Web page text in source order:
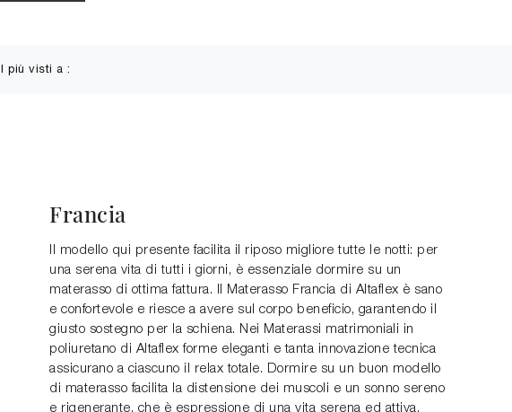
I più visti a :
Francia
Il modello qui presente facilita il riposo migliore tutte le notti: per
una serena vita di tutti i giorni, è essenziale dormire su un
materasso di ottima fattura. Il Materasso Francia di Altaflex è sano
e confortevole e riesce a avere sul corpo beneficio, garantendo il
giusto sostegno per la schiena. Nei Materassi matrimoniali in
poliuretano di Altaflex forme eleganti e tanta innovazione tecnica
assicurano a ciascuno il relax totale. Dormire su un buon modello
di materasso facilita la distensione dei muscoli e un sonno sereno
e rigenerante, che è espressione di una vita serena ed attiva.